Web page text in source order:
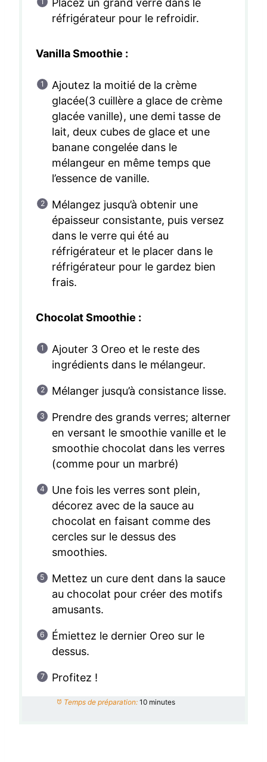
réfrigérateur pour le refroidir.
Vanilla Smoothie :
Ajoutez la moitié de la crème
glacée(3 cuillère a glace de crème
glacée vanille), une demi tasse de
lait, deux cubes de glace et une
banane congelée dans le
mélangeur en même temps que
l’essence de vanille.
Mélangez jusqu’à obtenir une
épaisseur consistante, puis versez
dans le verre qui été au
réfrigérateur et le placer dans le
réfrigérateur pour le gardez bien
frais.
Chocolat Smoothie :
Ajouter 3 Oreo et le reste des
ingrédients dans le mélangeur.
Mélanger jusqu’à consistance lisse.
Prendre des grands verres; alterner
en versant le smoothie vanille et le
smoothie chocolat dans les verres
(comme pour un marbré)
Une fois les verres sont plein,
décorez avec de la sauce au
chocolat en faisant comme des
cercles sur le dessus des
smoothies.
Mettez un cure dent dans la sauce
au chocolat pour créer des motifs
amusants.
Émiettez le dernier Oreo sur le
dessus.
Profitez !
Temps de préparation: 10 minutes